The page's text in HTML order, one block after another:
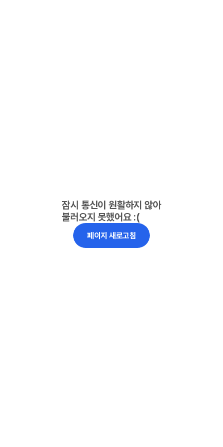
잠시 통신이 원활하지 않아
불러오지 못했어요 :(
페이지 새로고침